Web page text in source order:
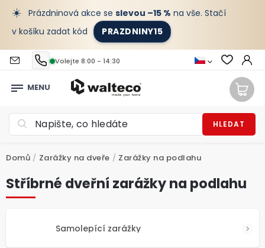
☀️ Prázdninová akce se slevou –15 % na vše. Stačí
v košíku zadat kód
PRAZDNINY15
Volejte 8:00 - 14:30
HLEDAT
Domů / Zarážky na dveře / Zarážky na podlahu
Stříbrné dveřní zarážky na podlahu
Samolepící zarážky